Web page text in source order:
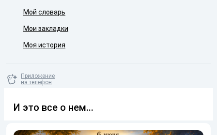
Мой словарь
Мои закладки
Моя история
Приложение
на телефон
И это все о нем...